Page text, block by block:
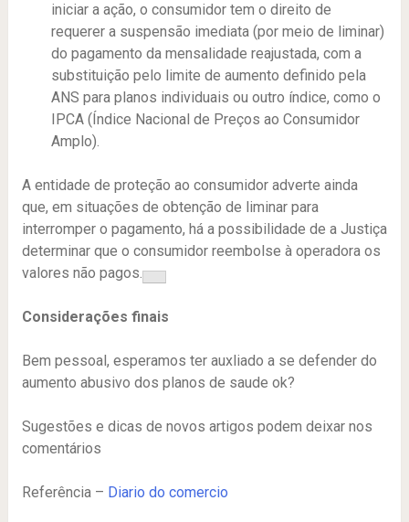
iniciar a ação, o consumidor tem o direito de
requerer a suspensão imediata (por meio de liminar)
do pagamento da mensalidade reajustada, com a
substituição pelo limite de aumento definido pela
ANS para planos individuais ou outro índice, como o
IPCA (Índice Nacional de Preços ao Consumidor
Amplo).
A entidade de proteção ao consumidor adverte ainda
que, em situações de obtenção de liminar para
interromper o pagamento, há a possibilidade de a Justiça
determinar que o consumidor reembolse à operadora os
valores não pagos.
Considerações finais
Bem pessoal, esperamos ter auxliado a se defender do
aumento abusivo dos planos de saude ok?
Sugestões e dicas de novos artigos podem deixar nos
comentários
Referência – Diario do comercio